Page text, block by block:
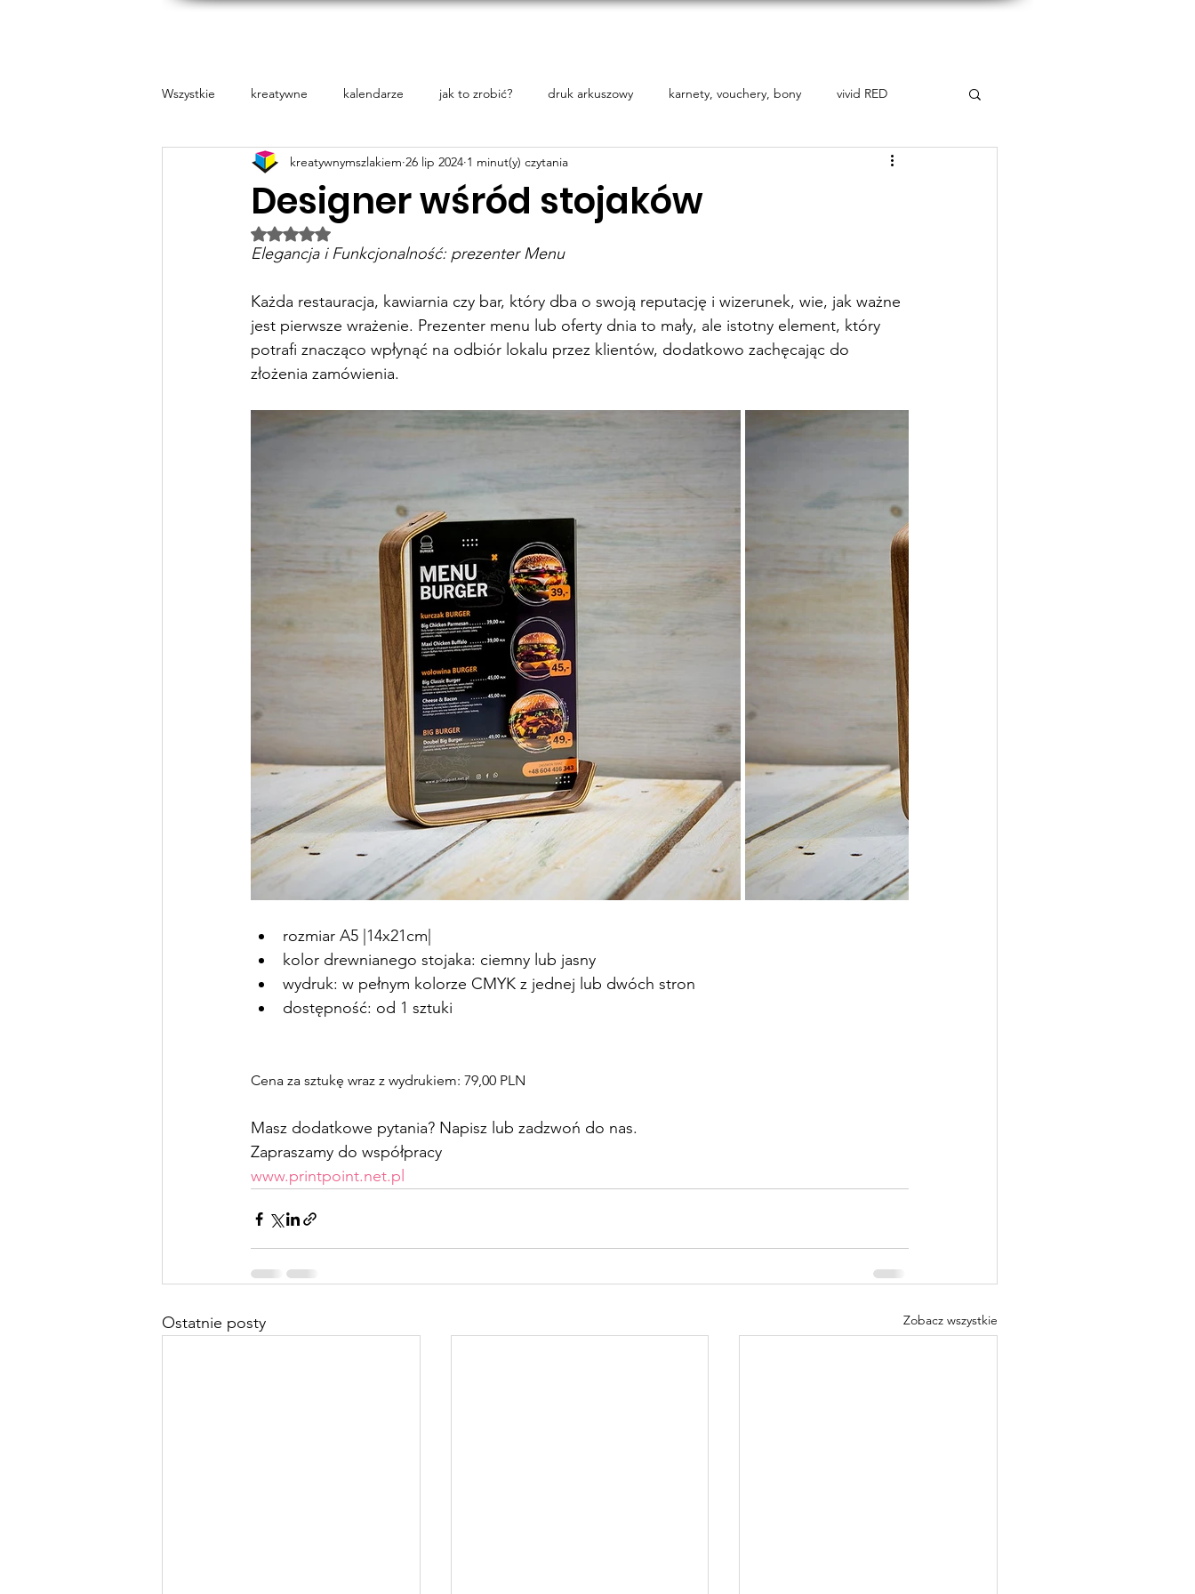
Wszystkie kreatywne kalendarze jak to zrobić? druk arkuszowy karnety, vouchery, bony vivid RED
Pure Essence Naklejki
Designer wśród stojaków
kreatywnymszlakiem 26 lip 2024 1 minut(y) czytania
Oceniono na NaN z 5 gwiazdek.
Elegancja i Funkcjonalność: prezenter Menu
Każda restauracja, kawiarnia czy bar, który dba o swoją reputację i wizerunek, wie, jak ważne
jest pierwsze wrażenie. Prezenter menu lub oferty dnia to mały, ale istotny element, który
potrafi znacząco wpłynąć na odbiór lokalu przez klientów, dodatkowo zachęcając do
złożenia zamówienia.
rozmiar A5 |14x21cm|
kolor drewnianego stojaka: ciemny lub jasny
wydruk: w pełnym kolorze CMYK z jednej lub dwóch stron
dostępność: od 1 sztuki
Cena za sztukę wraz z wydrukiem: 79,00 PLN
Masz dodatkowe pytania? Napisz lub zadzwoń do nas.
Zapraszamy do współpracy
www.printpoint.net.pl
Ostatnie posty Zobacz wszystkie